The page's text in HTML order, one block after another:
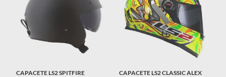
CAPACETE LS2 SPITFIRE
CAPACETE LS2 CLASSIC ALEX